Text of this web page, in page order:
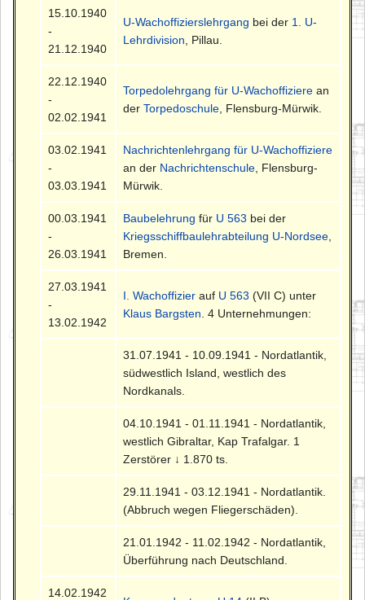
15.10.1940
-
21.12.1940
U-Wachoffizierslehrgang bei der 1. U-
Lehrdivision , Pillau.
22.12.1940
-
02.02.1941
Torpedolehrgang für U-Wachoffiziere an
derTorpedoschule , Flensburg-Mürwik.
03.02.1941
-
03.03.1941
Nachrichtenlehrgang für U-Wachoffiziere
an der Nachrichtenschule , Flensburg-
Mürwik.
00.03.1941
-
26.03.1941
Baubelehrung für U 563 bei der
Kriegsschiffbaulehrabteilung U-Nordsee
Bremen.
27.03.1941
-
13.02.1942
I. Wachoffizier auf U 563 (VII C) unter
Klaus Bargsten . 4 Unternehmungen:
31.07.1941 - 10.09.1941 - Nordatlantik,
südwestlich Island, westlich des
Nordkanals.
04.10.1941 - 01.11.1941 - Nordatlantik,
westlich Gibraltar, Kap Trafalgar. 1
Zerstörer ↓ 1.870 ts.
29.11.1941 - 03.12.1941 - Nordatlantik.
(Abbruch wegen Fliegerschäden).
21.01.1942 - 11.02.1942 - Nordatlantik,
Überführung nach Deutschland.
14.02.1942